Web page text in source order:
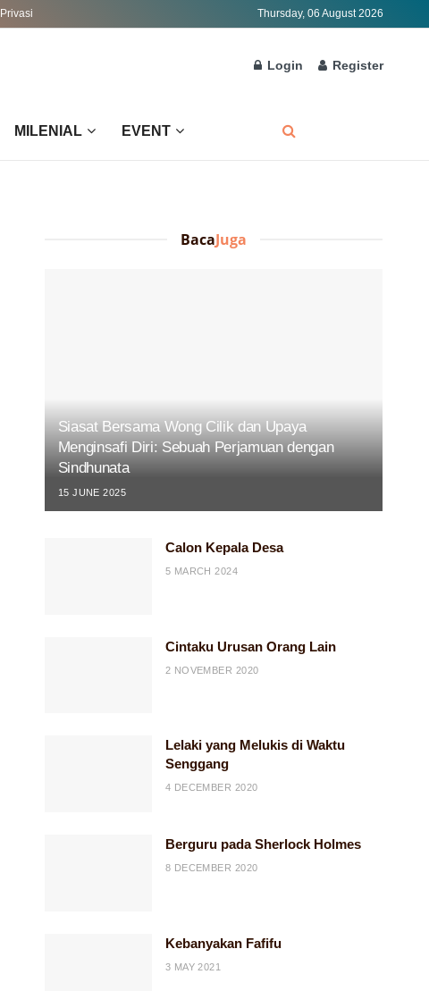
Thursday, 06 August 2026
Login Register
MILENIAL EVENT
BacaJuga
Siasat Bersama Wong Cilik dan Upaya
Menginsafi Diri: Sebuah Perjamuan dengan
Sindhunata
15 JUNE 2025
Calon Kepala Desa
5 MARCH 2024
Cintaku Urusan Orang Lain
2 NOVEMBER 2020
Lelaki yang Melukis di Waktu
Senggang
4 DECEMBER 2020
Berguru pada Sherlock Holmes
8 DECEMBER 2020
Kebanyakan Fafifu
3 MAY 2021